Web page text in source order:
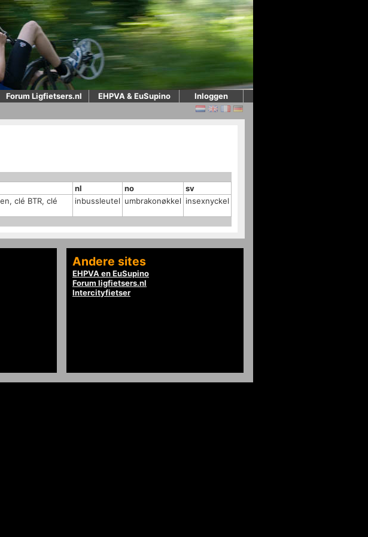
Forum Ligfietsers.nl EHPVA & EuSupino Inloggen
nl no
sv
clé BTR, clé
inbussleutel umbrakonøkkel insexnyckel
Andere sites
EHPVA en EuSupino
Forum ligfietsers.nl
Intercityfietser